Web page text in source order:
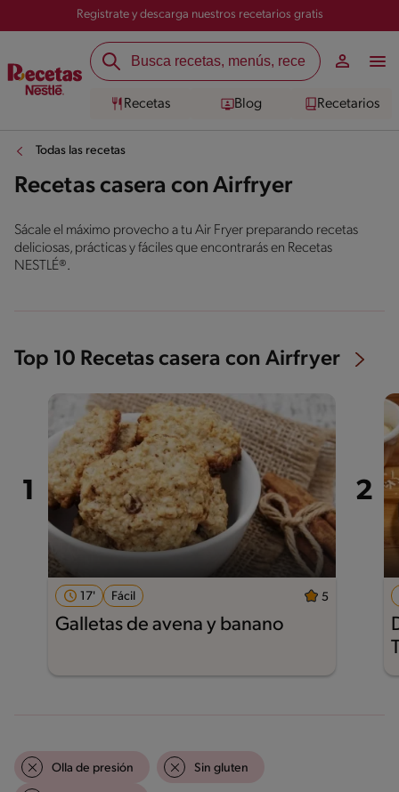
Registrate y descarga nuestros recetarios gratis
Recetas Blog Recetarios
Todas las recetas
Recetas casera con Airfryer
Sácale el máximo provecho a tu Air Fryer preparando recetas
deliciosas, prácticas y fáciles que encontrarás en Recetas
NESTLÉ®.
Top 10 Recetas casera con Airfryer
17' Fácil 5
Galletas de avena y banano
Olla de presión Sin gluten